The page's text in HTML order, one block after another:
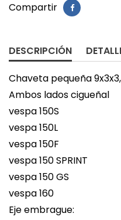
Compartir
DESCRIPCIÓN
Chaveta pequeña
Ambos lados cigueñal
vespa 150S
vespa 150L
vespa 150F
vespa 150 SPRINT
vespa 150 GS
vespa 160
Eje embrague: